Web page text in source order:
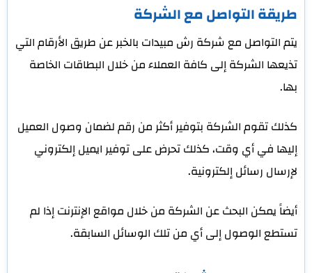
طريقة التواصل مع الشركة
يتم التواصل مع شركة رش مبيدات بالخبر عن طريق الأرقام التي
تذيعها الشركة إلى كافة العملاء من خلال البطاقات الخاصة
بها.
كذلك تقوم الشركة بتوفير أكثر من رقم لضمان وصول العميل
إليها في أي وقت، كذلك تحرض على توفير ايميل إلكتروني
لإرسال رسائل إلكترونية.
أيضاً يمكن البحث عن الشركة من خلال مواقع الإنترنت إذا لم
تستطع الوصول إلى أي من تلك الوسائل السابقة.